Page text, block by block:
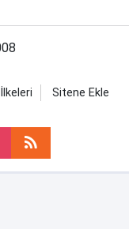
Sitene Ekle